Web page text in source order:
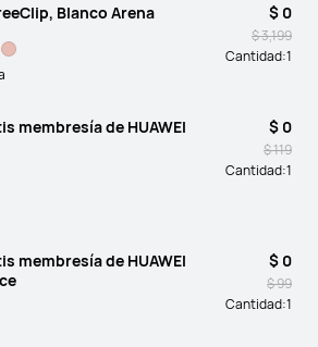
Blanco Arena $ 0
$ 3,199
Cantidad:1
membresía de HUAWEI
$ 0
$ 119
Cantidad:1
membresía de HUAWEI
$ 0
$ 99
Cantidad:1